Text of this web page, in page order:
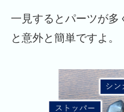
一見するとパーツが多
と意外と簡単ですよ。